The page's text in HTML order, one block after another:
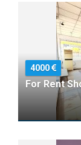
4000
For Rent